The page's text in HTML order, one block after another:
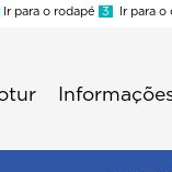
Ir para o rodapé 3 Ir para o